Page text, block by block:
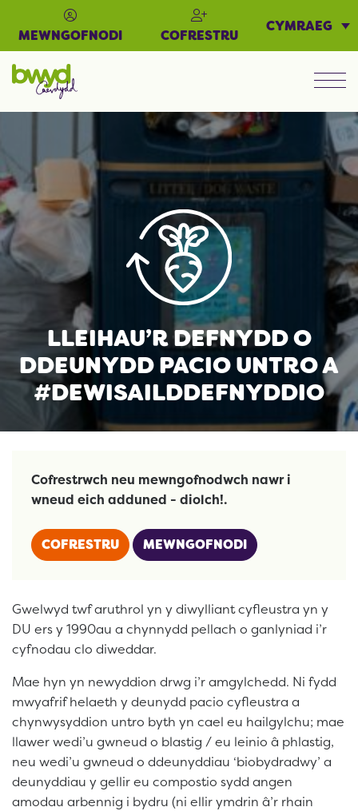
MEWNGOFNODI COFRESTRU
CYMRAEG
LLEIHAU’R DEFNYDD O
DDEUNYDD PACIO UNTRO A
#DEWISAILDDEFNYDDIO
Cofrestrwch neu mewngofnodwch nawr i
wneud eich adduned - diolch!.
COFRESTRU MEWNGOFNODI
Gwelwyd twf aruthrol yn y diwylliant cyfleustra yn y
DU ers y 1990au a chynnydd pellach o ganlyniad i’r
cyfnodau clo diweddar.
Mae hyn yn newyddion drwg i’r amgylchedd. Ni fydd
mwyafrif helaeth y deunydd pacio cyfleustra a
chynwysyddion untro byth yn cael eu hailgylchu; mae
llawer wedi’u gwneud o blastig / eu leinio â phlastig,
neu wedi’u gwneud o ddeunyddiau ‘biobydradwy’ a
deunyddiau y gellir eu compostio sydd angen
amodau arbennig i bydru (ni ellir ymdrin â’r rhain